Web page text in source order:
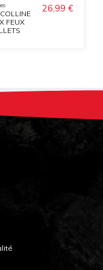
FEUX
26,99 €